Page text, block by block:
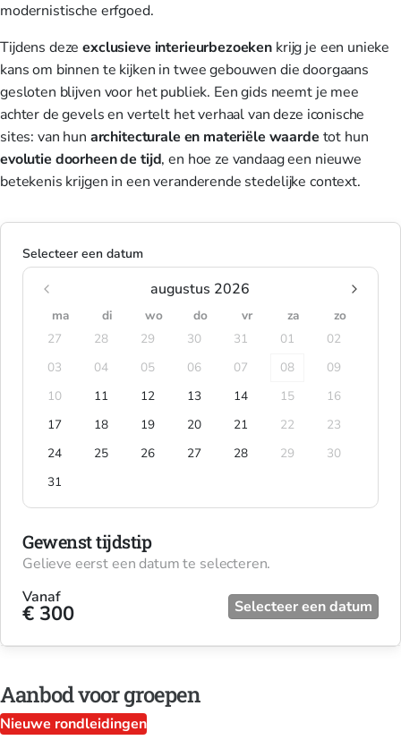
modernistische erfgoed.
Tijdens dezeexclusieve interieurbezoeken krijg je een unieke
kans om binnen te kijken in twee gebouwen die doorgaans
gesloten blijven voor het publiek. Een gids neemt je mee
achter de gevels en vertelt het verhaal van deze iconische
sites: van hun architecturale en materiële waarde tot hun
evolutie doorheen de tijd, en hoe ze vandaag een nieuwe
betekenis krijgen in een veranderende stedelijke context.
Selecteer een datum
augustus 2026
ma di wo do vr za
zo
27
28 29 30 31 01
02
03
04 05 06 07 08
09
10
11 12 13 14 15
16
17
18 19 20 21 22
23
24
25 26 27 28 29
30
31
Gewenst tijdstip
Gelieve eerst een datum te selecteren.
Vanaf
€ 300 Selecteer een datum
Aanbod voor groepen
Nieuwe rondleidingen